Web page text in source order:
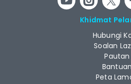
Khidmat
Hubungi
Soalan
Pautan
Bantuan
Peta